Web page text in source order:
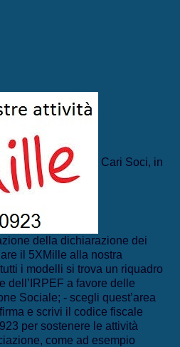
Cari Soci, in
della dichiarazione dei
il 5XMille alla nostra
i modelli si trova un riquadro
dell’IRPEF a favore delle
Sociale; - scegli quest’area
e scrivi il codice fiscale
per sostenere le attività
come ad esempio